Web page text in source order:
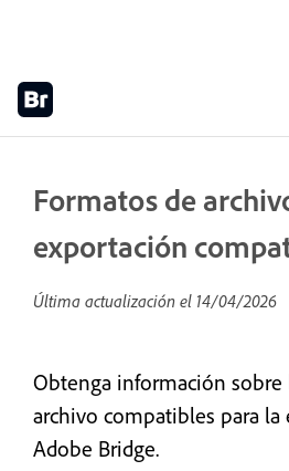
Formatos de
exportación
Última actualización el 14/04/2026
Obtenga información sobre
archivo compatibles para la
Adobe Bridge.